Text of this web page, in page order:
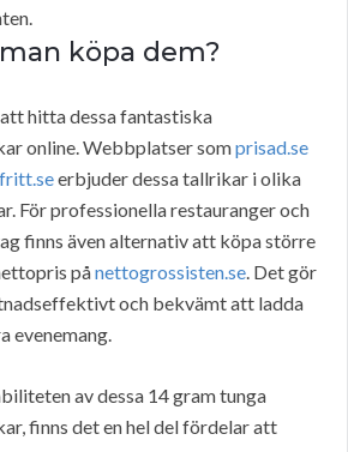
köpa dem?
hitta dessa fantastiska
online. Webbplatser somprisad.se
erbjuder dessa tallrikar i olika
För professionella restauranger och
finns även alternativ att köpa större
pånettogrossisten.se. Det gör
och bekvämt att ladda
evenemang.
av dessa 14 gram tunga
finns det en hel del fördelar att